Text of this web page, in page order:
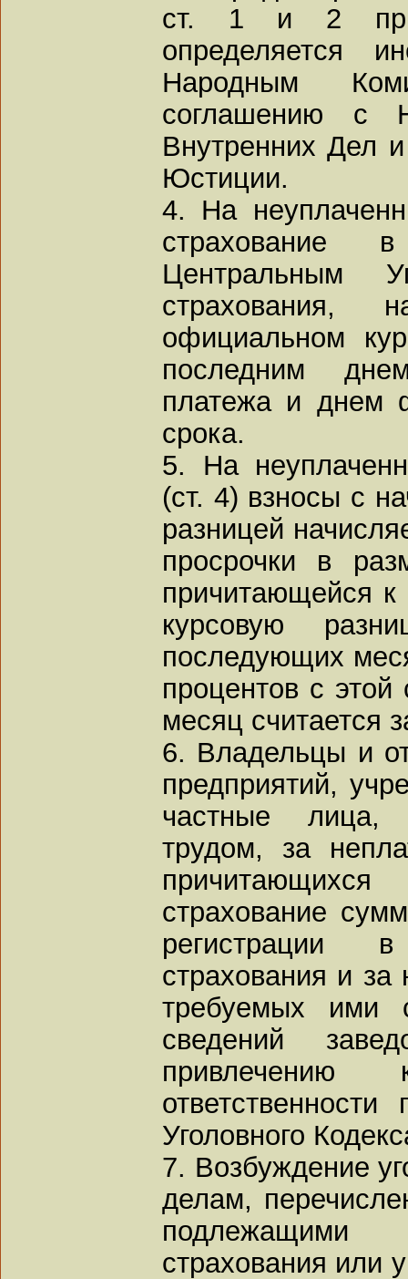
ст. 1 и 2
определяется
Народным
соглашению с
Внутренних Дел
Юстиции.
4. На
страхование
Центральным
страхования,
официальном
последним
платежа и днем
срока.
5. На
(ст. 4) взносы с
разницей
просрочки в
причитающейся
курсовую
последующих
процентов с
месяц считается
6. Владельцы и
предприятий,
частные лица,
трудом, за
страхование
регистрации
страхования и
требуемых ими
сведений
привлечению
Уголовного
7. Возбуждение
делам,
подлежащими
страхования или